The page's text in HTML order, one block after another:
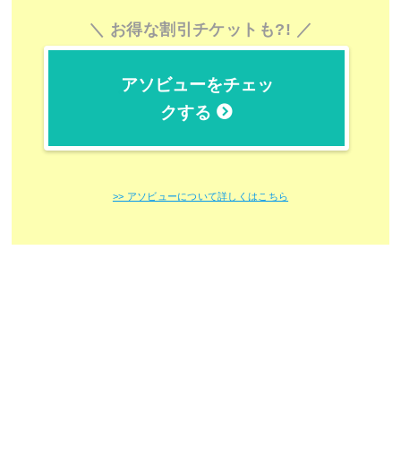
お得な割引チケットも?!
アソビューをチェッ
クする
>> アソビューについて詳しくはこちら